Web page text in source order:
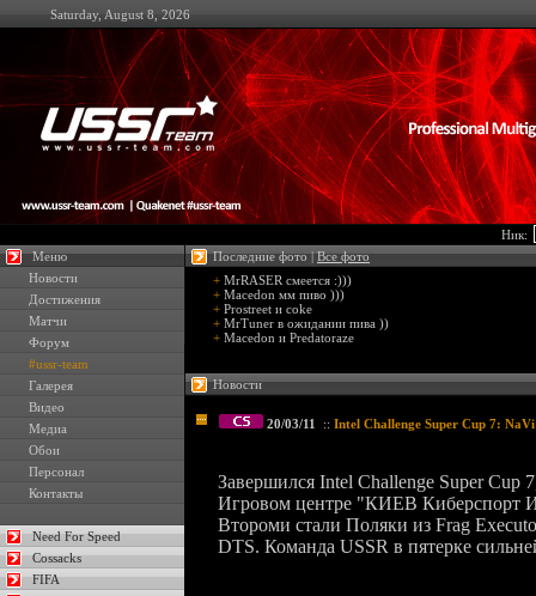
Saturday, August 8, 2026
Ник:
Меню
Новости
Достижения
Матчи
Форум
#ussr-team
Галерея
Видео
Медиа
Обои
Персонал
Контакты
Need For Speed
Cossacks
FIFA
Последние фото |Все фото
+ MrRASER смеется :)))
+ Macedon мм пиво )))
+ Prostreet и coke
+ MrTuner в ожидании пива ))
+ Macedon и Predatoraze
Новости
20/03/11 :: Intel Challenge Super Cup 7:
Завершился Intel Challenge Super Cup
Игровом центре "КИЕВ Киберспорт
Второми стали Поляки из Frag
DTS. Команда USSR в пятерке